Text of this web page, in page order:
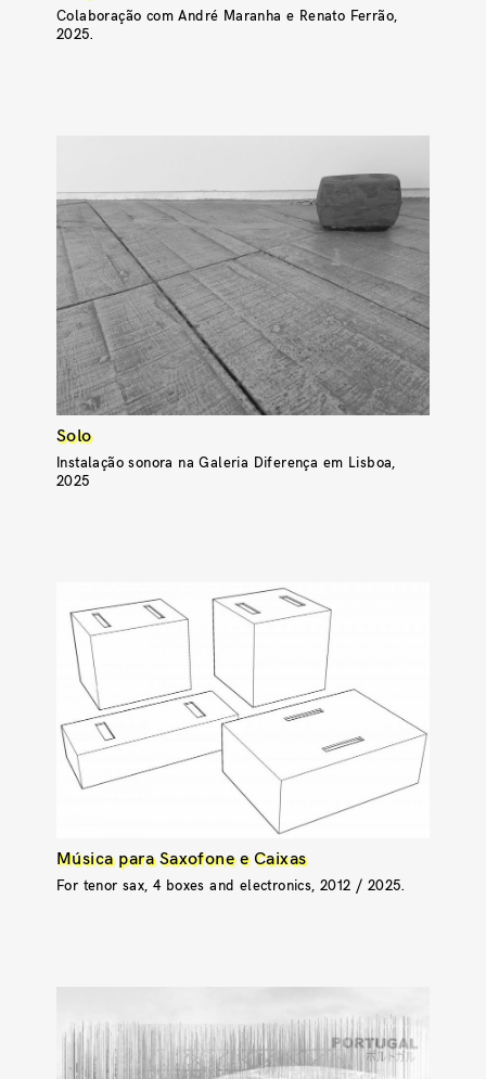
Colaboração com André Maranha e Renato Ferrão,
2025.
Solo
Instalação sonora na Galeria Diferença em Lisboa,
2025
Música para Saxofone e Caixas
For tenor sax, 4 boxes and electronics, 2012 / 2025.